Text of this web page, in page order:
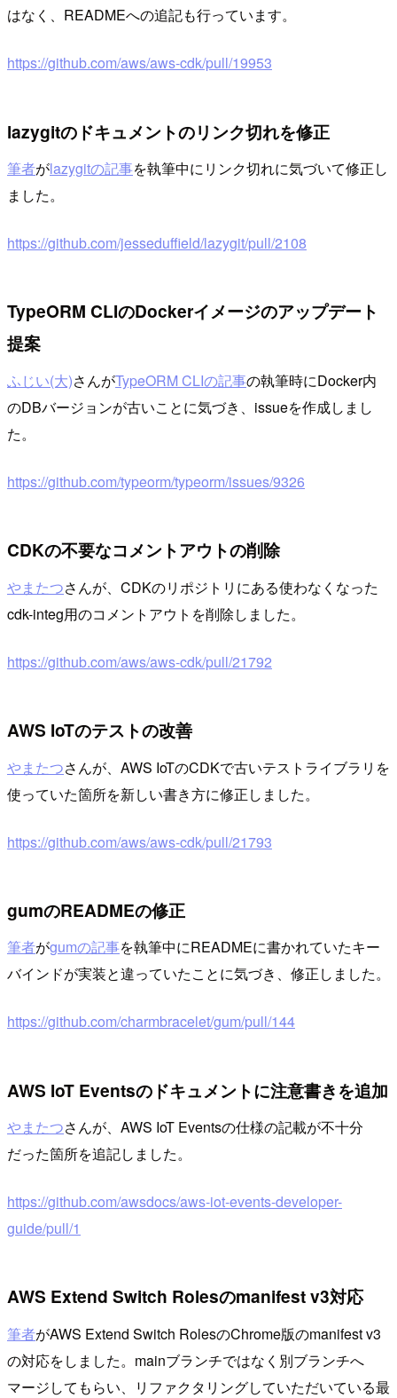
はなく、READMEへの追記も行っています。
https://github.com/aws/aws-cdk/pull/19953
lazygitのドキュメントのリンク切れを修正
筆者がlazygitの記事を執筆中にリンク切れに気づいて修正し
ました。
https://github.com/jesseduffield/lazygit/pull/2108
TypeORM CLIのDockerイメージのアップデート
提案
ふじい(大)さんがTypeORM CLIの記事の執筆時にDocker内
のDBバージョンが古いことに気づき、issueを作成しまし
た。
https://github.com/typeorm/typeorm/issues/9326
CDKの不要なコメントアウトの削除
やまたつさんが、CDKのリポジトリにある使わなくなった
cdk-integ用のコメントアウトを削除しました。
https://github.com/aws/aws-cdk/pull/21792
AWS IoTのテストの改善
やまたつさんが、AWS IoTのCDKで古いテストライブラリを
使っていた箇所を新しい書き方に修正しました。
https://github.com/aws/aws-cdk/pull/21793
gumのREADMEの修正
筆者がgumの記事を執筆中にREADMEに書かれていたキー
バインドが実装と違っていたことに気づき、修正しました。
https://github.com/charmbracelet/gum/pull/144
AWS IoT Eventsのドキュメントに注意書きを追加
やまたつさんが、AWS IoT Eventsの仕様の記載が不十分
だった箇所を追記しました。
https://github.com/awsdocs/aws-iot-events-developer-
guide/pull/1
AWS Extend Switch Rolesのmanifest v3対応
筆者がAWS Extend Switch RolesのChrome版のmanifest v3
の対応をしました。mainブランチではなく別ブランチへ
マージしてもらい、リファクタリングしていただいている最